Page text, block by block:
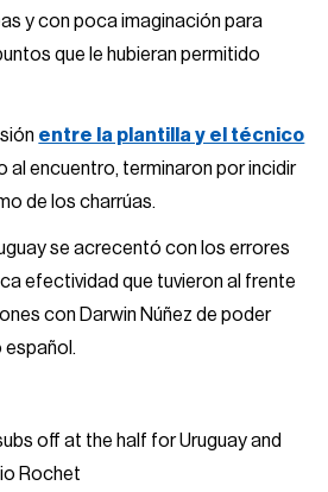
y con poca imaginación para
que le hubieran permitido
entre la plantilla y el técnico
al encuentro, terminaron por incidir
de los charrúas.
se acrecentó con los errores
efectividad que tuvieron al frente
con Darwin Núñez de poder
español.
off at the half for Uruguay and
Rochet